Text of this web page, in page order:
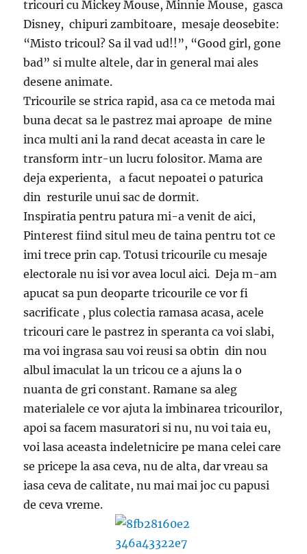
tricouri cu Mickey Mouse, Minnie Mouse, gasca
Disney, chipuri zambitoare, mesaje deosebite:
“Misto tricoul? Sa il vad ud!!”, “Good girl, gone
bad” si multe altele, dar in general mai ales
desene animate.
Tricourile se strica rapid, asa ca ce metoda mai
buna decat sa le pastrez mai aproape de mine
inca multi ani la rand decat aceasta in care le
transform intr-un lucru folositor. Mama are
deja experienta, a facut nepoatei o paturica
din resturile unui sac de dormit.
Inspiratia pentru patura mi-a venit de aici,
Pinterest fiind situl meu de taina pentru tot ce
imi trece prin cap. Totusi tricourile cu mesaje
electorale nu isi vor avea locul aici. Deja m-am
apucat sa pun deoparte tricourile ce vor fi
sacrificate , plus colectia ramasa acasa, acele
tricouri care le pastrez in speranta ca voi slabi,
ma voi ingrasa sau voi reusi sa obtin din nou
albul imaculat la un tricou ce a ajuns la o
nuanta de gri constant. Ramane sa aleg
materialele ce vor ajuta la imbinarea tricourilor,
apoi sa facem masuratori si nu, nu voi taia eu,
voi lasa aceasta indeletnicire pe mana celei care
se pricepe la asa ceva, nu de alta, dar vreau sa
iasa ceva de calitate, nu mai mai joc cu papusi
de ceva vreme.